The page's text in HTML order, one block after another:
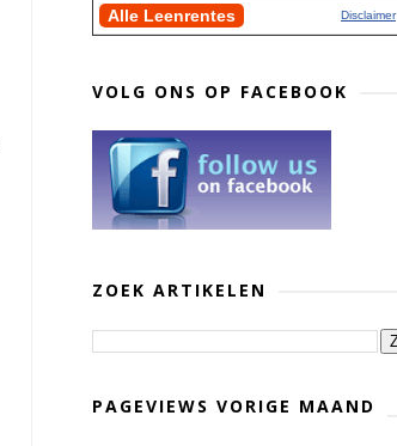
Alle Leenrentes
Disclaimer
VOLG ONS OP FACEBOOK
ZOEK ARTIKELEN
PAGEVIEWS VORIGE MAAND